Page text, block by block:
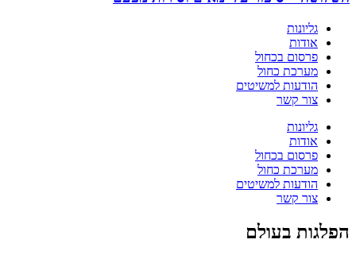
גליונות
אודות
פרסום בכחול
מערכת כחול
הודעות למשיטים
צור קשר
גליונות
אודות
פרסום בכחול
מערכת כחול
הודעות למשיטים
צור קשר
הפלגות בעולם